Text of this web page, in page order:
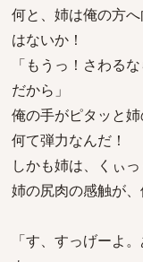
何と、姉は俺の方
はないか！
「もうっ！さわる
だから」
俺の手がピタッと姉
何て弾力なんだ！
しかも姉は、くぃ
姉の尻肉の感触が、
「す、すっげーよ